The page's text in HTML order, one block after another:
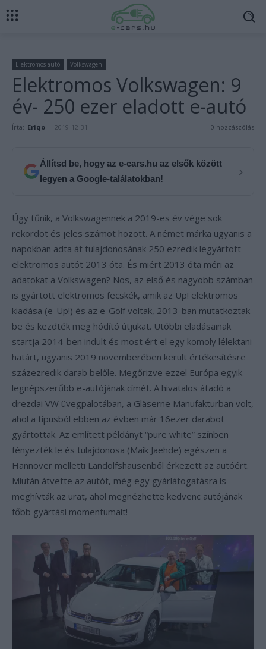
Elektromos autó Volkswagen
Elektromos Volkswagen: 9
év- 250 ezer eladott e-autó
Írta: Eriqo - 2019-12-31 0 hozzászólás
Állítsd be, hogy az e-cars.hu az elsők között
legyen a Google-találatokban!
›
Úgy tűnik, a Volkswagennek a 2019-es év vége sok
rekordot és jeles számot hozott. A német márka ugyanis a
napokban adta át tulajdonosának 250 ezredik legyártott
elektromos autót 2013 óta. És miért 2013 óta méri az
adatokat a Volkswagen? Nos, az első és nagyobb számban
is gyártott elektromos fecskék, amik az Up! elektromos
kiadása (e-Up!) és az e-Golf voltak, 2013-ban mutatkoztak
be és kezdték meg hódító útjukat. Utóbbi eladásainak
startja 2014-ben indult és most ért el egy komoly lélektani
határt, ugyanis 2019 novemberében került értékesítésre
százezredik darab belőle. Megőrizve ezzel Európa egyik
legnépszerűbb e-autójának címét. A hivatalos átadó a
drezdai VW üvegpalotában, a Gläserne Manufakturban volt,
ahol a típusból ebben az évben már 16ezer darabot
gyártottak. Az említett példányt “pure white” színben
fényezték le és tulajdonosa (Maik Jaehde) egészen a
Hannover melletti Landolfshausenből érkezett az autóért.
Miután átvette az autót, még egy gyárlátogatásra is
meghívták az urat, ahol megnézhette kedvenc autójának
főbb gyártási momentumait!